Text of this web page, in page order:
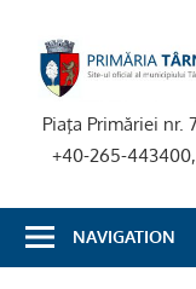
content
Piaţa Primăriei nr.
+40-265-
NAVIGATION